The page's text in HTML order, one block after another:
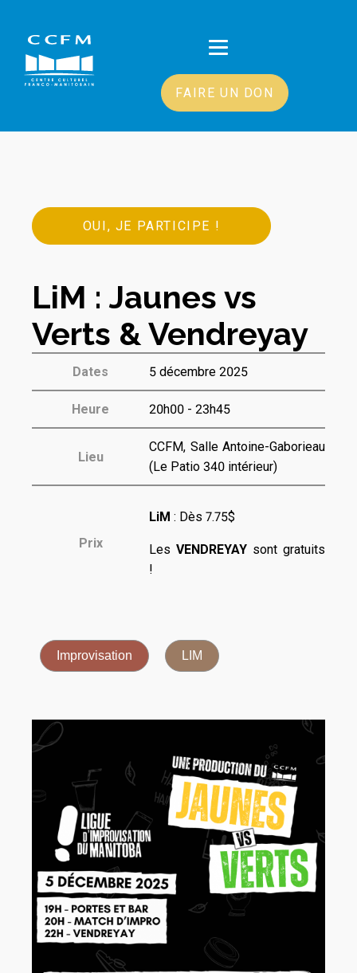
FAIRE UN DON
OUI, JE PARTICIPE !
LiM : Jaunes vs
Verts & Vendreyay
Dates 5 décembre 2025
Heure 20h00 - 23h45
Lieu
CCFM, Salle Antoine-Gaborieau
(Le Patio 340 intérieur)
Prix
LiM : Dès 7.75$
LesVENDREYAY sont gratuits
!
Improvisation LIM